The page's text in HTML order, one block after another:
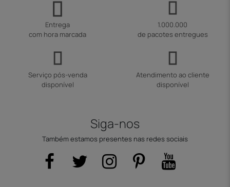
Entrega
com hora marcada
1.000.000
de pacotes entregues
Serviço pós-venda
disponível
Atendimento ao cliente
disponível
Siga-nos
Também estamos presentes nas redes sociais